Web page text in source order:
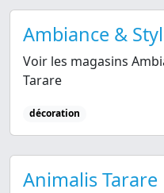
Ambiance &
Voir les magasins
Tarare
décoration
Animalis Tarare